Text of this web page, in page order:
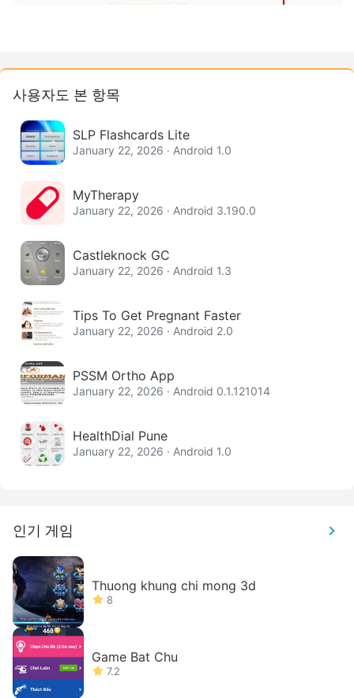
사용자도 본 항목
SLP Flashcards Lite
January 22, 2026 · Android 1.0
MyTherapy
January 22, 2026 · Android 3.190.0
Castleknock GC
January 22, 2026 · Android 1.3
Tips To Get Pregnant Faster
January 22, 2026 · Android 2.0
PSSM Ortho App
January 22, 2026 · Android 0.1.121014
HealthDial Pune
January 22, 2026 · Android 1.0
인기 게임
Thuong khung chi mong 3d
8
Game Bat Chu
7.2